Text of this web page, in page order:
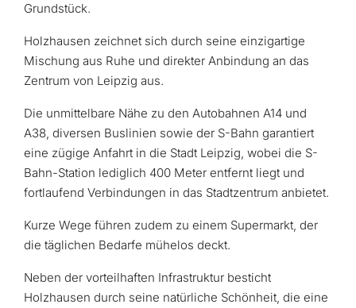
Grundstück.
Holzhausen zeichnet sich durch seine einzigartige
Mischung aus Ruhe und direkter Anbindung an das
Zentrum von Leipzig aus.
Die unmittelbare Nähe zu den Autobahnen A14 und
A38, diversen Buslinien sowie der S-Bahn garantiert
eine zügige Anfahrt in die Stadt Leipzig, wobei die S-
Bahn-Station lediglich 400 Meter entfernt liegt und
fortlaufend Verbindungen in das Stadtzentrum anbietet.
Kurze Wege führen zudem zu einem Supermarkt, der
die täglichen Bedarfe mühelos deckt.
Neben der vorteilhaften Infrastruktur besticht
Holzhausen durch seine natürliche Schönheit, die eine